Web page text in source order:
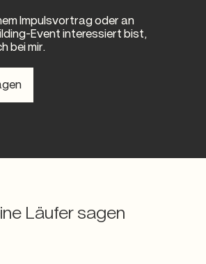
Impulsvortrag oder an
Event interessiert bist,
bei mir.
Läufer sagen